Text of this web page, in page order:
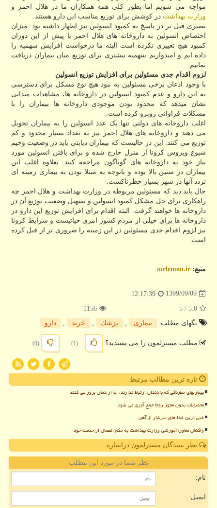
مواجه می شویم اما بطور کلی همه همکاران ما در هلال احمر و
وزارت بهداشت در کوشش برای توزیع مناسب این دارو هستند.
نصیری قبل تر در پاسخ به کمبود انسولین نیز اظهار داشته بود: میزان
اختصاص انسولین به داروخانه های هلال احمر با پیش از این دوران
کمبود هیچ تغییری نکرده است البته ما درخواست افزایش سهمیه را
داده ایم و امیدواریم سهمیه بیشتری برای توزیع میان بیماران دریافت
نماییم.
لزوم اقدام جدی مسئولین برای افزایش توزیع انسولین
با وجود اذعان برخی مسئولین به نبود هیچ نوع مشکل برای دسترسی
به این دارو و عدم کمبود انسولین در داروخانه ها، مشاهدات میدانی
نشان میدهد که محدود بودن موجودی داروخانه ها بیماران را با
مشکلات فراوانی روبرو کرده است.
اغلب داروخانه های دولتی تنها یک عدد انسولین را به بیماران تحویل
می دهند و داروخانه های هلال احمر نیز به تعداد بسیار محدود و کم
توزیع می کنند. این در حالیست که بیماران دیابتی باید در وضعیت وخیم
شیوع ویروس کرونا از منزل خارج شده و برای یافتن انسولین مورد
نیاز خود به داروخانه های گوناگون مراجعه کنند. بعلاوه اغلب این
بیماران در سنین بالا بوده و باتوجه به مبتلا بودن به بیماری زمینه ای
تردد آنها در شهر بسیار خطرناکست.
حال باید دید که مسئولین مربوطه در وزارت بهداشت و هلال احمر چه
راهکاری برای حل مشکل کمبود انسولین و تسهیل وضعیت توزیع آن در
داروخانه ها خواهند گرفت. البته اقدام برای افزایش توزیع این دارو در
داروخانه ها برای خیلی از مردم کشور امری حیاتیست و شرایط کرونا
نیز لزوم اقدام جدی مسئولین در این زمینه را ضروری تر از قبل کرده
است.
منبع: mrlemon.ir
1399/09/09
12:17:39
5.0
/ 5
1156
تگهای مطلب:
بیماری پزشك خرید دارو
مطلب مسترلمون را می پسندید؟ (1)
(0)
تازه ترین مطالب مرتبط
بیماریهای خطرناکی که با دندان ارتباط ندارند، اما از دهان بروز می کنند
محصولات بدون مجوز روجا جمع آوری می شود
غنی ترین غذا های سرشار از آهن
واکنش معاون آموزشی وزارت بهداشت به حکم انفصال از خدمت خود
نظر بینندگان مسترلمون دراینباره
نظر شما در مورد این مطلب
نام:
ایمیل: